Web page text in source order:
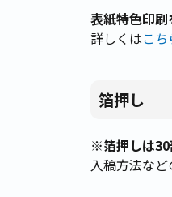
表紙特色印
詳しくはこち
箔押し
※箔押しは30
入稿方法な